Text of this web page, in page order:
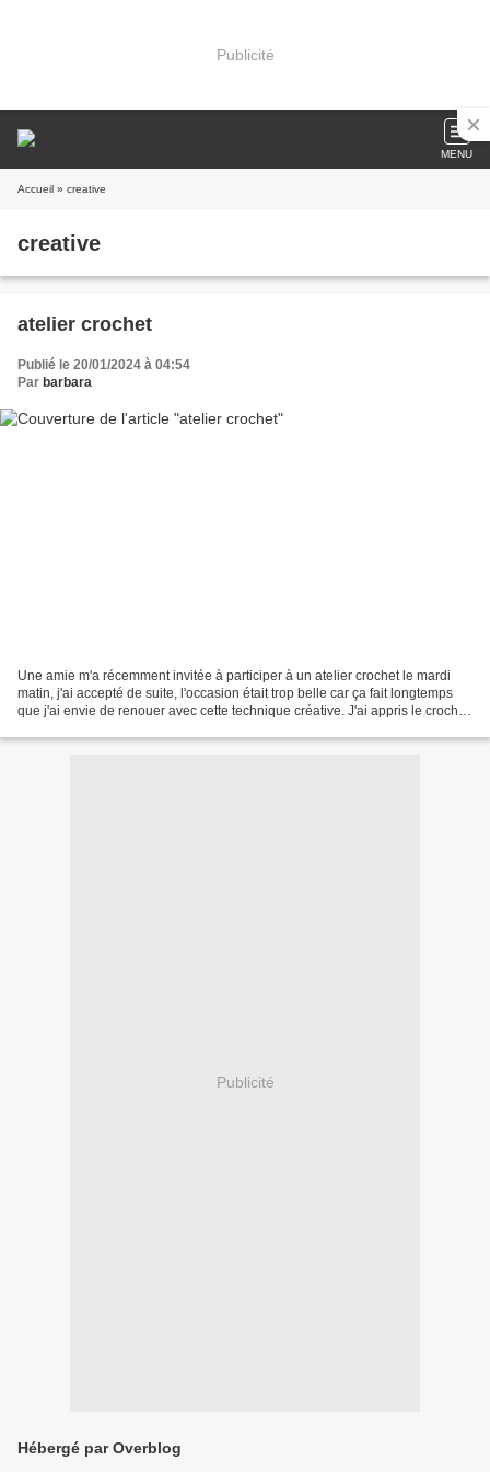
Publicité
MENU
Accueil » creative
creative
atelier crochet
Publié le 20/01/2024 à 04:54
Par barbara
Une amie m'a récemment invitée à participer à un atelier crochet le mardi
matin, j'ai accepté de suite, l'occasion était trop belle car ça fait longtemps
que j'ai envie de renouer avec cette technique créative. J'ai appris le crochet
Publicité
Hébergé par Overblog